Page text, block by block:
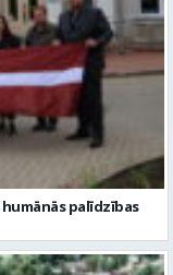
humānās palīdzības